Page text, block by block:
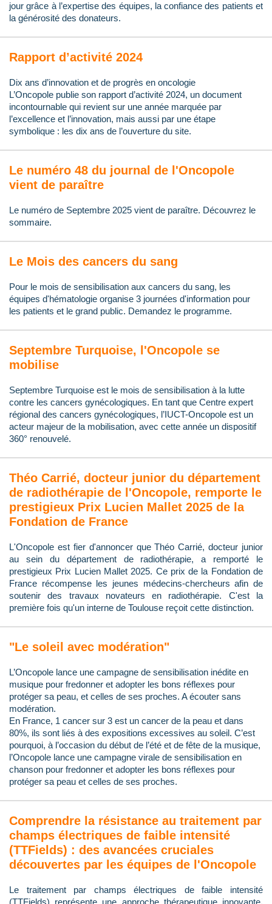
jour grâce à l’expertise des équipes, la confiance des patients et
la générosité des donateurs.
Rapport d’activité 2024
Dix ans d’innovation et de progrès en oncologie
L’Oncopole publie son rapport d’activité 2024, un document
incontournable qui revient sur une année marquée par
l’excellence et l’innovation, mais aussi par une étape
symbolique : les dix ans de l’ouverture du site.
Le numéro 48 du journal de l'Oncopole
vient de paraître
Le numéro de Septembre 2025 vient de paraître. Découvrez le
sommaire.
Le Mois des cancers du sang
Pour le mois de sensibilisation aux cancers du sang, les
équipes d'hématologie organise 3 journées d'information pour
les patients et le grand public. Demandez le programme.
Septembre Turquoise, l'Oncopole se
mobilise
Septembre Turquoise est le mois de sensibilisation à la lutte
contre les cancers gynécologiques. En tant que Centre expert
régional des cancers gynécologiques, l’IUCT-Oncopole est un
acteur majeur de la mobilisation, avec cette année un dispositif
360° renouvelé.
Théo Carrié, docteur junior du département
de radiothérapie de l'Oncopole, remporte le
prestigieux Prix Lucien Mallet 2025 de la
Fondation de France
L'Oncopole est fier d'annoncer que Théo Carrié, docteur junior
au sein du département de radiothérapie, a remporté le
prestigieux Prix Lucien Mallet 2025. Ce prix de la Fondation de
France récompense les jeunes médecins-chercheurs afin de
soutenir des travaux novateurs en radiothérapie. C'est la
première fois qu'un interne de Toulouse reçoit cette distinction.
"Le soleil avec modération"
L’Oncopole lance une campagne de sensibilisation inédite en
musique pour fredonner et adopter les bons réflexes pour
protéger sa peau, et celles de ses proches. A écouter sans
modération.
En France, 1 cancer sur 3 est un cancer de la peau et dans
80%, ils sont liés à des expositions excessives au soleil. C’est
pourquoi, à l’occasion du début de l’été et de fête de la musique,
l’Oncopole lance une campagne virale de sensibilisation en
chanson pour fredonner et adopter les bons réflexes pour
protéger sa peau et celles de ses proches.
Comprendre la résistance au traitement par
champs électriques de faible intensité
(TTFields) : des avancées cruciales
découvertes par les équipes de l'Oncopole
Le traitement par champs électriques de faible intensité
(TTFields) représente une approche thérapeutique innovante,